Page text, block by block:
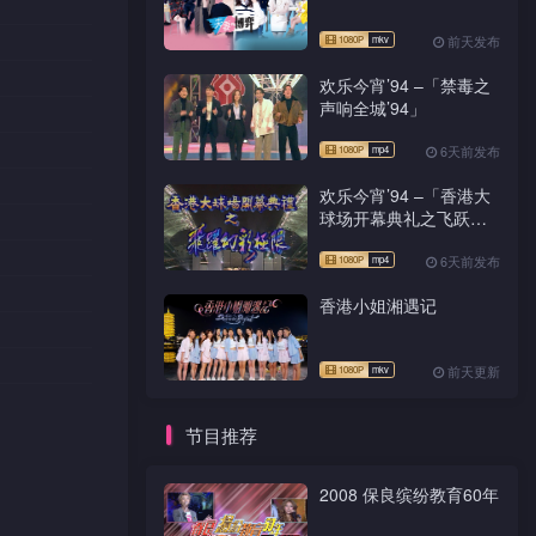
前天发布
欢乐今宵’94 –「禁毒之
声响全城’94」
6天前发布
欢乐今宵’94 –「香港大
球场开幕典礼之飞跃幻
6天前发布
香港小姐湘遇记
前天更新
节目推荐
2008 保良缤纷教育60年